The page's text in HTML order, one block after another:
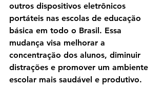
outros dispositivos eletrônicos
portáteis nas escolas de educação
básica em todo o Brasil. Essa
mudança visa melhorar a
concentração dos alunos, diminuir
distrações e promover um ambiente
escolar mais saudável e produtivo.